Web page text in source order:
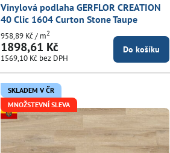
Vinylová podlaha GERFLOR CREATION
40 Clic 1604 Curton Stone Taupe
1898,61 Kč
1569,10 Kč bez DPH
958,89 Kč/ m2
Do košíku
SKLADEM V ČR
MNOŽSTEVNÍ SLEVA